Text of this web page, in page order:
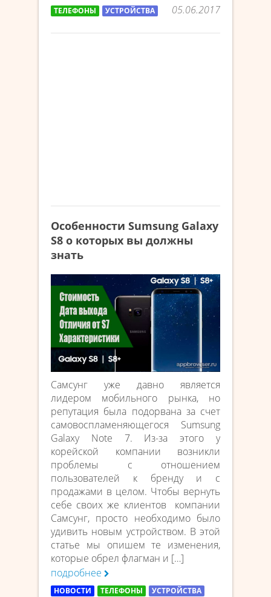
ТЕЛЕФОНЫ УСТРОЙСТВА 05.06.2017
Особенности Sumsung Galaxy
S8 о которых вы должны
знать
Самсунг уже давно является
лидером мобильного рынка, но
репутация была подорвана за счет
самовоспламеняющегося Sumsung
Galaxy Note 7. Из-за этого у
корейской компании возникли
проблемы с отношением
пользователей к бренду и с
продажами в целом. Чтобы вернуть
себе своих же клиентов компании
Самсунг, просто необходимо было
удивить новым устройством. В этой
статье мы опишем те изменения,
которые обрел флагман и […]
подробнее
НОВОСТИ ТЕЛЕФОНЫ УСТРОЙСТВА